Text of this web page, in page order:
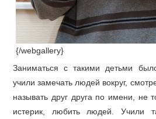
{/webgallery}
Заниматься с такими детьми
учили замечать людей вокруг,
называть друг друга по имени, не
истерик, любить людей. Учили